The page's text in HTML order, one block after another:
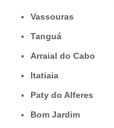
Vassouras
Tanguá
Arraial do Cabo
Itatiaia
Paty do Alferes
Bom Jardim